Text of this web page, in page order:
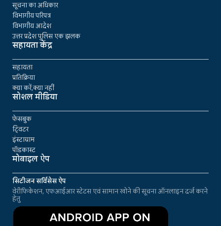
सूचना का अधिकार
विभागीय परिपत्र
विभागीय आदेश
उत्तर प्रदेश पुलिस एक झलक
सहायता केंद्र
सहायता
प्रतिक्रिया
क्या करें,क्या नहीं
सोशल मीडिया
फेसबुक
ट्विटर
इंस्टाग्राम
पॉडकास्ट
मोबाइल ऐप
सिटीजन सर्विसेस ऐप
वेरीफिकेशन, एफआईआर स्टेटस एवं सामान खोने की सूचना ऑनलाइन दर्ज करने
हेतु